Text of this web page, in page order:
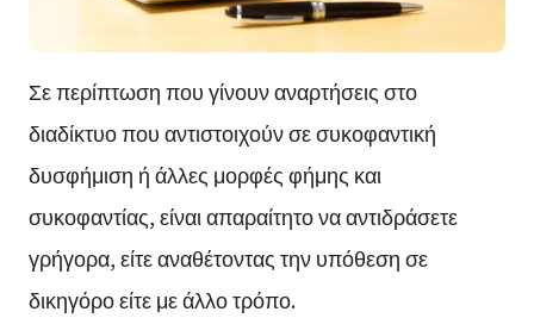
Σε περίπτωση που γίνουν αναρτήσεις στο
διαδίκτυο που αντιστοιχούν σε συκοφαντική
δυσφήμιση ή άλλες μορφές φήμης και
συκοφαντίας, είναι απαραίτητο να αντιδράσετε
γρήγορα, είτε αναθέτοντας την υπόθεση σε
δικηγόρο είτε με άλλο τρόπο.